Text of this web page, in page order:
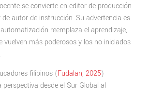
se convierte en editor de producción
autor de instrucción. Su advertencia es
reemplaza el aprendizaje,
vuelven más poderosos y los no iniciados
filipinos (Fudalan, 2025)
desde el Sur Global al